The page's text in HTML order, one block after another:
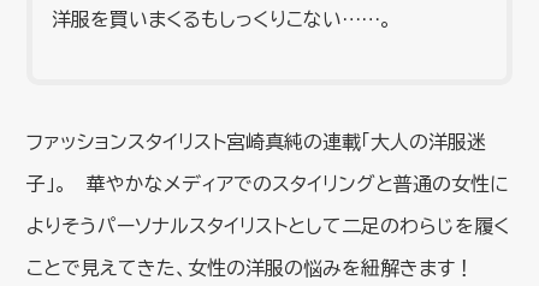
洋服を買いまくるもしっくりこない……。
ファッションスタイリスト宮崎真純の連載「大人の洋服迷
子」。 華やかなメディアでのスタイリングと普通の女性に
よりそうパーソナルスタイリストとして二足のわらじを履く
ことで見えてきた、女性の洋服の悩みを紐解きます！